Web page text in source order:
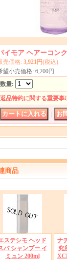
イモア ヘアーコン
売価格: 3,921円(税込)
望小売価格: 6,200円
数量:
返品特約に関する重要事
商品
ステシモ ヘッド
パ シャンプー イ
ミュン 200ml
ナ
究